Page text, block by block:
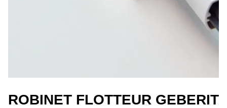
ROBINET FLOTTEUR GEBERIT